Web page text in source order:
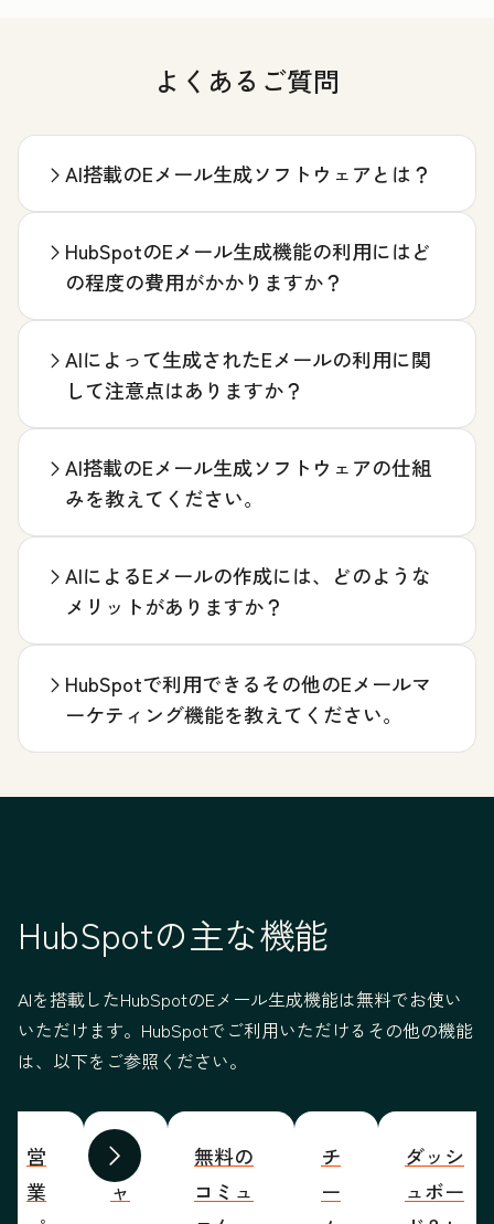
よくあるご質問
AI搭載のEメール生成ソフトウェアとは？
HubSpotのEメール生成機能の利用にはど
の程度の費用がかかりますか？
AIによって生成されたEメールの利用に関
して注意点はありますか？
AI搭載のEメール生成ソフトウェアの仕組
みを教えてください。
AIによるEメールの作成には、どのような
メリットがありますか？
HubSpotで利用できるその他のEメールマ
ーケティング機能を教えてください。
HubSpotの主な機能
AIを搭載したHubSpotのEメール生成機能は無料でお使い
いただけます。HubSpotでご利用いただけるその他の機能
は、以下をご参照ください。
前へ 次へ
営
業
チ
ャ
無料の
コミュ
チ
ー
ダッシ
ュボー